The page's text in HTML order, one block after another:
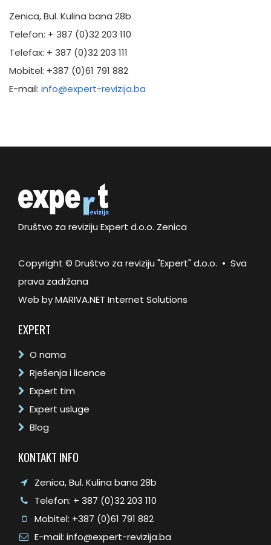
Zenica, Bul. Kulina bana 28b
Telefon: + 387 (0)32 203 110
Telefax: + 387 (0)32 203 111
Mobitel: +387 (0)61 791 882
E-mail: info@expert-revizija.ba
Društvo za reviziju Expert d.o.o. Zenica
Copyright © Društvo za reviziju "Expert" d.o.o. • Sva
prava zadržana
Web byMARIVA.NET Internet Solutions
EXPERT
O nama
Rješenja i licence
Expert tim
Expert usluge
Blog
KONTAKT INFO
Zenica, Bul. Kulina bana 28b
Telefon: + 387 (0)32 203 110
Mobitel: +387 (0)61 791 882
E-mail: info@expert-revizija.ba